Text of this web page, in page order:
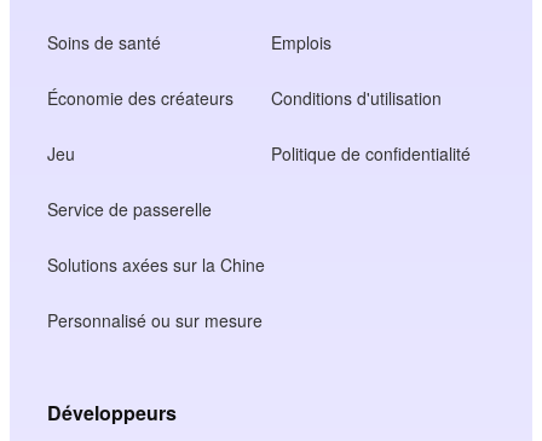
Soins de santé
Économie des créateurs
Jeu
Service de passerelle
Solutions axées sur la Chine
Personnalisé ou sur mesure
Emplois
Conditions d'utilisation
Politique de confidentialité
Développeurs